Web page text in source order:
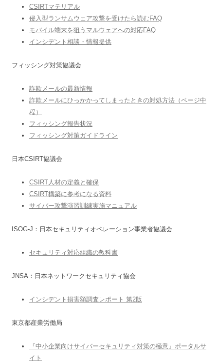
CSIRTマテリアル
侵入型ランサムウェア攻撃を受けたら読むFAQ
モバイル端末を狙うマルウェアへの対応FAQ
インシデント相談・情報提供
フィッシング対策協議会
詐欺メールの最新情報
詐欺メールにひっかかってしまったときの対処方法（ページ中
程）
フィッシング報告状況
フィッシング対策ガイドライン
日本CSIRT協議会
CSIRT人材の定義と確保
CSIRT構築に参考になる資料
サイバー攻撃演習訓練実施マニュアル
ISOG-J：日本セキュリティオペレーション事業者協議会
セキュリティ対応組織の教科書
JNSA：日本ネットワークセキュリティ協会
インシデント損害額調査レポート 第2版
東京都産業労働局
『中小企業向けサイバーセキュリティ対策の極意』ポータルサ
イト